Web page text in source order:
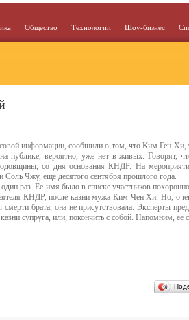
Общество Технологии Шоу-бизнес
информации, сообщили о том, что Ким Ген Хи,
публике, вероятно, уже нет в живых. Говорят,
со дня основания КНДР. На
Соль Чжу, еще десятого сентября прошлого года.
раз. Ее имя было в списке участников
КНДР, после казни мужа Ким Чен Хи. Но,
брата, она не присутствовала. Эксперты
супруга, или, покончить с собой. Напомним, ее